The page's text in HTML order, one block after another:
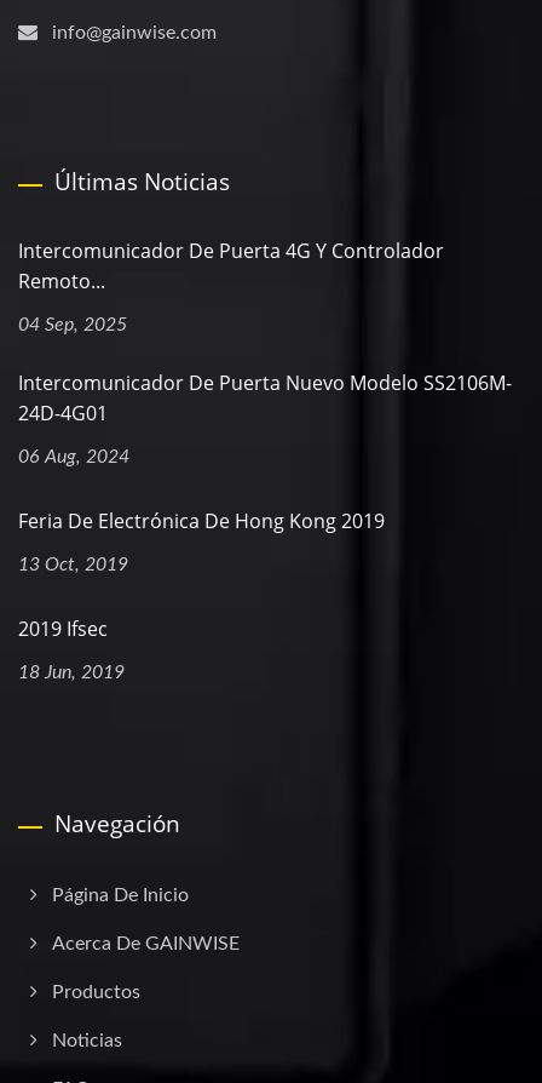
info@gainwise.com
Últimas Noticias
Intercomunicador De Puerta 4G Y Controlador
Remoto...
04 Sep, 2025
Intercomunicador De Puerta Nuevo Modelo SS2106M-
24D-4G01
06 Aug, 2024
Feria De Electrónica De Hong Kong 2019
13 Oct, 2019
2019 Ifsec
18 Jun, 2019
Navegación
Página De Inicio
Acerca De GAINWISE
Productos
Noticias